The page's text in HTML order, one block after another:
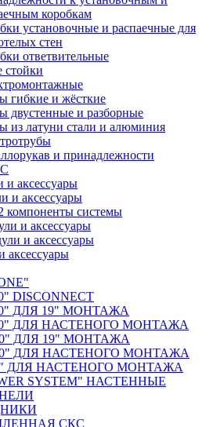
коробкам
установочные и распаечные для
стен
ответвительные
стойки
гибкие и жёсткие
двустенные и разборные
из латуни стали и алюминия
и принадлежности
аксессуары
и аксессуары
компоненты системы
и аксессуары
и аксессуары
DISCONNECT
ДЛЯ 19" МОНТАЖА
ДЛЯ НАСТЕНОГО МОНТАЖА
ДЛЯ 19" МОНТАЖА
ДЛЯ НАСТЕНОГО МОНТАЖА
ДЛЯ НАСТЕНОГО МОНТАЖА
SYSTEM" НАСТЕННЫЕ
СКС